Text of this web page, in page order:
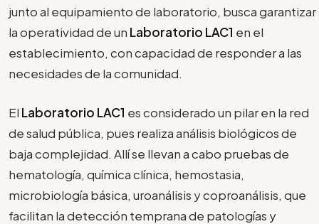
junto al equipamiento de laboratorio, busca garantizar
la operatividad de un Laboratorio LAC1 en el
establecimiento, con capacidad de responder a las
necesidades de la comunidad.
El Laboratorio LAC1 es considerado un pilar en la red
de salud pública, pues realiza análisis biológicos de
baja complejidad. Allí se llevan a cabo pruebas de
hematología, química clínica, hemostasia,
microbiología básica, uroanálisis y coproanálisis, que
facilitan la detección temprana de patologías y